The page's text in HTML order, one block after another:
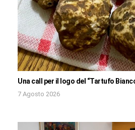
Una call per il logo del “Tartufo
7 Agosto 2026